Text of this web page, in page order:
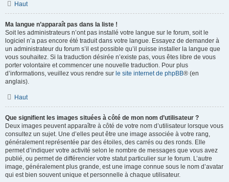
Haut
Ma langue n’apparaît pas dans la liste !
Soit les administrateurs n’ont pas installé votre langue sur le forum, soit le
logiciel n’a pas encore été traduit dans votre langue. Essayez de demander à
un administrateur du forum s’il est possible qu’il puisse installer la langue que
vous souhaitez. Si la traduction désirée n’existe pas, vous êtes libre de vous
porter volontaire et commencer une nouvelle traduction. Pour plus
d’informations, veuillez vous rendre sur le site internet de phpBB® (en
anglais).
Haut
Que signifient les images situées à côté de mon nom d’utilisateur ?
Deux images peuvent apparaître à côté de votre nom d’utilisateur lorsque vous
consultez un sujet. Une d’elles peut être une image associée à votre rang,
généralement représentée par des étoiles, des carrés ou des ronds. Elle
permet d’indiquer votre activité selon le nombre de messages que vous avez
publié, ou permet de différencier votre statut particulier sur le forum. L’autre
image, généralement plus grande, est une image connue sous le nom d’avatar
qui est bien souvent unique et personnelle à chaque utilisateur.